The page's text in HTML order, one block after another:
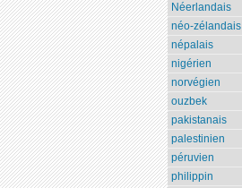
Néerlandais
néo-zélandais
népalais
nigérien
norvégien
ouzbek
pakistanais
palestinien
péruvien
philippin